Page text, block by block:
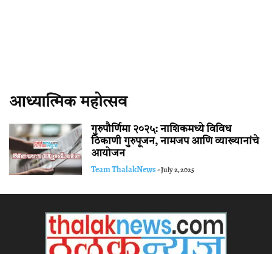
आध्यात्मिक महोत्सव
गुरुपौर्णिमा २०२५: नाशिकमध्ये विविध
ठिकाणी गुरुपूजन, नामजप आणि व्याख्यानांचे
आयोजन
Team ThalakNews-July 2, 2025